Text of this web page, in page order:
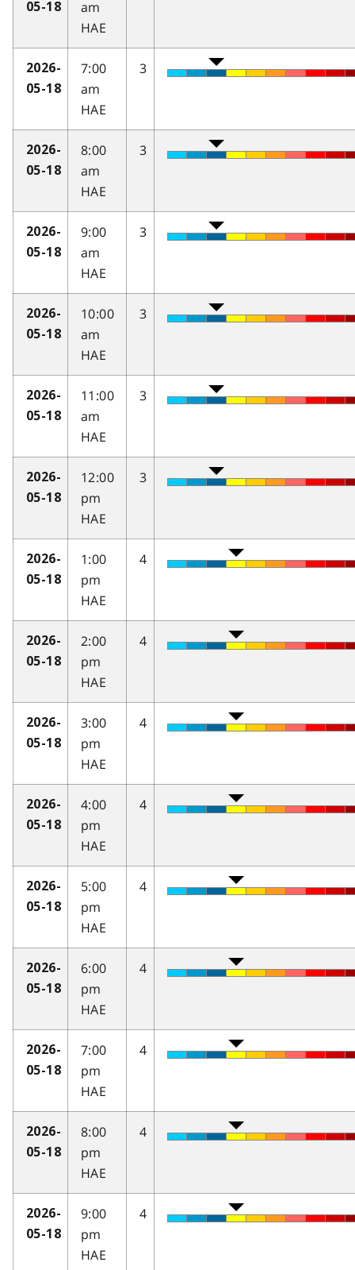
05-18
am
HAE
2026-
05-18
7:00
am
HAE
3
2026-
05-18
8:00
am
HAE
3
2026-
05-18
9:00
am
HAE
3
2026-
05-18
10:00
am
HAE
3
2026-
05-18
11:00
am
HAE
3
2026-
05-18
12:00
pm
HAE
3
2026-
05-18
1:00
pm
HAE
4
2026-
05-18
2:00
pm
HAE
4
2026-
05-18
3:00
pm
HAE
4
2026-
05-18
4:00
pm
HAE
4
2026-
05-18
5:00
pm
HAE
4
2026-
05-18
6:00
pm
HAE
4
2026-
05-18
7:00
pm
HAE
4
2026-
05-18
8:00
pm
HAE
4
2026-
05-18
9:00
pm
HAE
4